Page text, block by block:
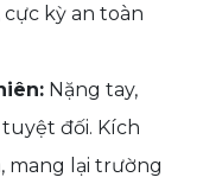
kỳ an toàn
Nặng tay,
đối. Kích
mang lại trường